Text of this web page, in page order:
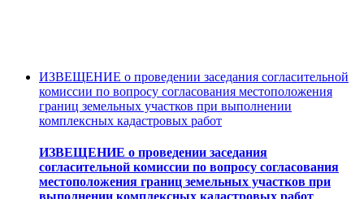
ИЗВЕЩЕНИЕ о проведении заседания согласительной
комиссии по вопросу согласования местоположения
границ земельных участков при выполнении
комплексных кадастровых работ
ИЗВЕЩЕНИЕ о проведении заседания
согласительной комиссии по вопросу согласования
местоположения границ земельных участков при
выполнении комплексных кадастровых работ